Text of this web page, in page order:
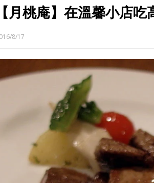
【月桃庵】在溫馨小店
8/17